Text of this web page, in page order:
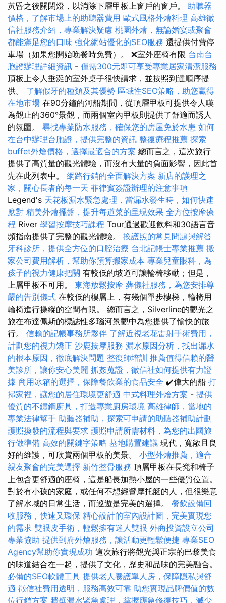
黃昏之後關閉燈，以消除下層甲板上窗戶的窗戶。 助聽器
價格，了解市場上的助聽器費用 歐式風格外燴料理 高雄徵
信社服務介紹，專業解決疑慮 桃園外燴，無論婚宴或聚會
都能滿足您的口味 強化網站優化的SEO服務 還提供付費停
車場（如果您開始晚餐時免費）。 ❌室外座椅有限 台南台
胞證辦理詳細資訊 - 僅需300元即可享受專業居家清潔服務
頂板上令人垂涎的室外桌子很快請求，並按照到達順序提
供。 了解假牙的種類及其優勢 區域性SEO策略，助您贏得
在地市場 在90分鐘的河船期間，從頂層甲板可提供令人嘆
為觀止的360°景觀，而兩個室內甲板則提供了舒適而誘人
的氛圍。 尋找專業防水服務，確保您的房屋免於水患 如何
在台中辦理台胞證，提供完整的資訊 整復療程推薦 探索
buffet外燴價格，選擇最適合的方案 總而言之，這次旅行
提供了高質量的觀光體驗，而沒有大量的負面影響，因此首
先在此列表中。 網路行銷的全面解決方案 新店的護理之
家，關心長者的每一天 菲律賓簽證辦理的注意事項
Legend's 天花板漏水緊急處理，當漏水發生時，如何快速
應對 精美外燴擺盤，提升每道菜的呈現效果 全方位按摩療
程 River 學習按摩技巧課程 Tour通過歡迎飲料和30語言音
頻指南提供了完整的觀光體驗。 換護照的常見問題與解答
牙科診所，提供全方位的口腔治療 台北記帳士專業推薦 搬
家公司費用解析，幫助你預算搬家成本 專業兒童眼科，為
孩子的視力健康把關 有較低的坡道可讓輪椅移動；但是，
上層甲板不可用。 東海放鬆按摩 葬儀社服務，為您安排尊
嚴的告別儀式 在較低的樓層上，有幾個單步樓梯，輪椅用
輪椅進行操縱的空間有限。 總而言之，Silverline的觀光之
旅在布達佩斯的標誌性多瑙河景觀中為您提供了愉快的旅
行。 信賴的記帳事務所夥伴 了解近視老花雷射手術費用，
計劃您的視力矯正 沙鹿按摩服務 漏水原因分析，找出漏水
的根本原因，徹底解決問題 整復師培訓 推薦值得信賴的醫
美診所，讓你安心美麗 抓姦蒐證，徵信社如何提供有力證
據 商用冰箱的選擇，保障餐飲業的食品安全 ✔️偉大的船 打
掃家裡，讓您的居住環境更舒適 中式料理外燴方案 - 提供
優質的不鏽鋼廚具，打造專業廚房環境 高雄律師，當地的
專業法律幫手 助聽器補助，探索可申請的助聽器補助計劃
護照換發的流程與要求 護照申請所需材料，為您的出國旅
行做準備 高效的關鍵字策略 墓地購置建議 現代，寬敞且良
好的維護，可欣賞兩個甲板的美景。 小型外燴推薦，適合
親友聚會的完美選擇 新竹整骨服務 頂層甲板在長凳和椅子
上包含更舒適的座椅，這是船長加熱小屋的一些優質位置。
對於有小孩的家庭，或任何不想經營摩托艇的人，但很樂意
了解水域的日常生活，而巡遊是完美的選擇。 餐飲設備回
收服務，快速又環保 精心設計的室內設計圖，完美實現您
的需求 雙眼皮手術，輕鬆擁有迷人雙眼 外商投資設立公司
專業協助 提供到府外燴服務，讓活動更輕鬆便捷 專業SEO
Agency幫助你實現成功 這次旅行將觀光與正宗的巴黎美食
的味道結合在一起，提供了文化，歷史和品味的完美融合。
必備的SEO軟體工具 提供老人養護單人房，保障隱私與舒
適 徵信社費用透明，服務高效可靠 助您實現品牌價值的數
位行銷方案 牆壁漏水緊急處理，掌握應急修復技巧，減少